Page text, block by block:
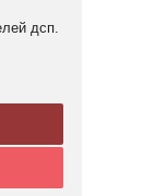
дсп.